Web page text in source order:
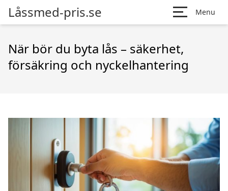
Låssmed-pris.se Menu
När bör du byta lås – säkerhet,
försäkring och nyckelhantering